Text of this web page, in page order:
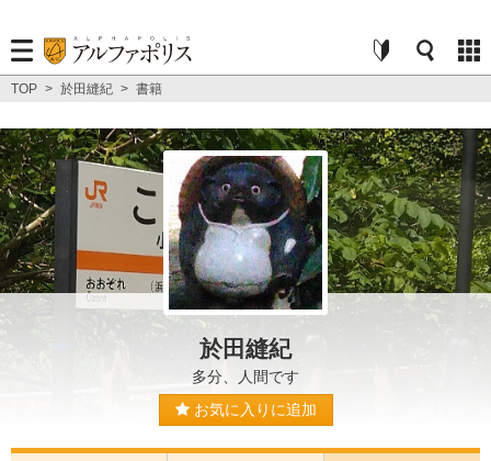
TOP > 於田縫紀 > 書籍
於田縫紀
多分、人間です
お気に入りに追加